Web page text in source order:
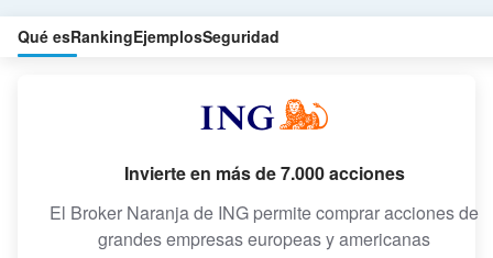
Qué esRankingEjemplosSeguridad
Invierte en más de 7.000 acciones
El Broker Naranja de ING permite comprar acciones de
grandes empresas europeas y americanas